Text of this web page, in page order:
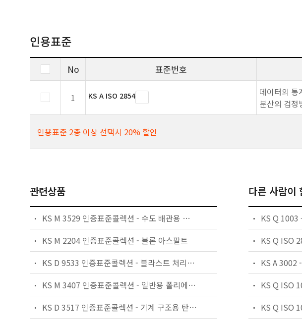
인용표준
No 표준번호
1 KS A ISO 2854
데이터의
분산의 검정
인용표준 2종 이상 선택시 20% 할인
관련상품
KS M 3529 인증표준콜렉션 - 수도 배관용 폴리에틸렌(PE) 밸브
KS M 2204 인증표준콜렉션 - 블론 아스팔트
KS D 9533 인증표준콜렉션 - 블라스트 처리용 비금속계 연마재
KS M 3407 인증표준콜렉션 - 일반용 폴리에틸렌관
KS D 3517 인증표준콜렉션 - 기계 구조용 탄소 강관
다른 사람이
KS Q 1003
KS A 3002
KS Q ISO